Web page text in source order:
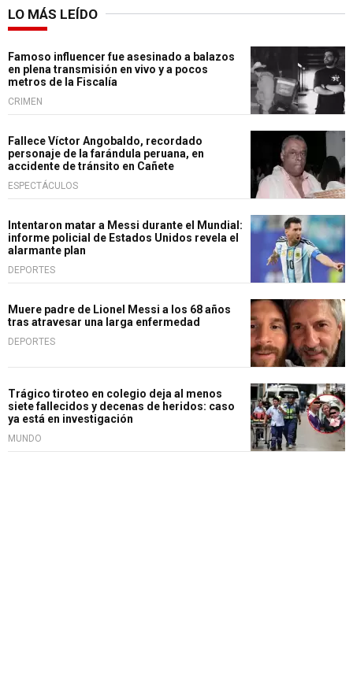
LO MÁS LEÍDO
Famoso influencer fue asesinado a balazos
en plena transmisión en vivo y a pocos
metros de la Fiscalía
CRIMEN
Fallece Víctor Angobaldo, recordado
personaje de la farándula peruana, en
accidente de tránsito en Cañete
ESPECTÁCULOS
Intentaron matar a Messi durante el Mundial:
informe policial de Estados Unidos revela el
alarmante plan
DEPORTES
Muere padre de Lionel Messi a los 68 años
tras atravesar una larga enfermedad
DEPORTES
Trágico tiroteo en colegio deja al menos
siete fallecidos y decenas de heridos: caso
ya está en investigación
MUNDO